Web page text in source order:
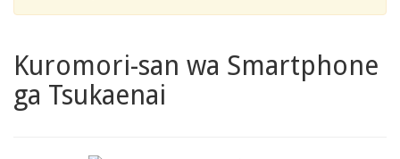
Kuromori-san wa Smartphone
ga Tsukaenai